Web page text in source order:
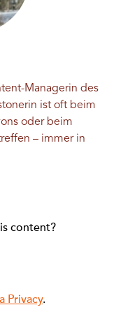
Managerin des
ist oft beim
oder beim
– immer in